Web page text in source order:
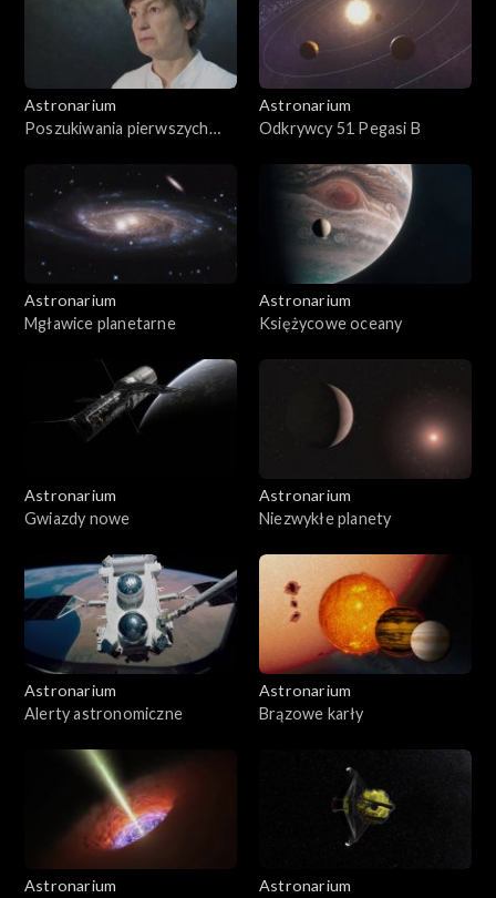
Astronarium
Poszukiwania pierwszych
Astronarium
Odkrywcy 51 Pegasi B
Astronarium
Mgławice planetarne
Astronarium
Księżycowe oceany
Astronarium
Gwiazdy nowe
Astronarium
Niezwykłe planety
Astronarium
Alerty astronomiczne
Astronarium
Brązowe karły
Astronarium
Astronarium